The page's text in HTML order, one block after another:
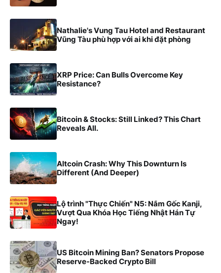
Nathalie's Vung Tau Hotel and Restaurant
Vũng Tàu phù hợp với ai khi đặt phòng
XRP Price: Can Bulls Overcome Key
Resistance?
Bitcoin & Stocks: Still Linked? This Chart
Reveals All.
Altcoin Crash: Why This Downturn Is
Different (And Deeper)
Lộ trình "Thực Chiến" N5: Nắm Gốc Kanji,
Vượt Qua Khóa Học Tiếng Nhật Hán Tự
Ngay!
US Bitcoin Mining Ban? Senators Propose
Reserve-Backed Crypto Bill